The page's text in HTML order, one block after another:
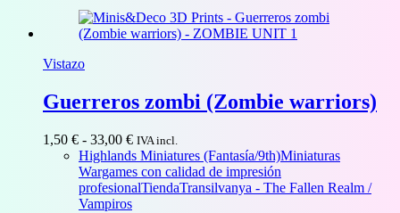
Vistazo
Guerreros zombi (Zombie warriors)
1,50 € - 33,00 €Rango
de
precios:
desde
IVA incl.
Highlands Miniatures (Fantasía/9th)Miniaturas
Wargames con calidad de impresión
profesionalTiendaTransilvanya - The Fallen Realm /
Vampiros